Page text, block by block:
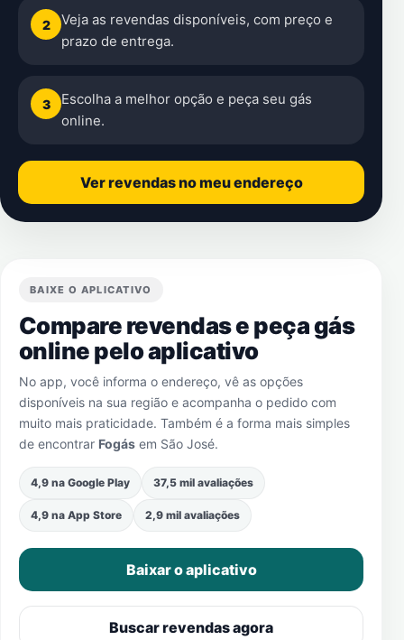
2
Veja as revendas disponíveis, com preço e
prazo de entrega.
3
Escolha a melhor opção e peça seu gás
online.
Ver revendas no meu endereço
BAIXE O APLICATIVO
Compare revendas e peça gás
online pelo aplicativo
No app, você informa o endereço, vê as opções
disponíveis na sua região e acompanha o pedido com
muito mais praticidade. Também é a forma mais simples
de encontrar Fogás em São José.
4,9 na Google Play 37,5 mil avaliações
4,9 na App Store 2,9 mil avaliações
Baixar o aplicativo
Buscar revendas agora